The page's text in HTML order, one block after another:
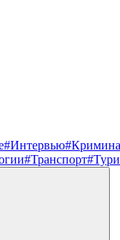
#Интервью
#Транспорт